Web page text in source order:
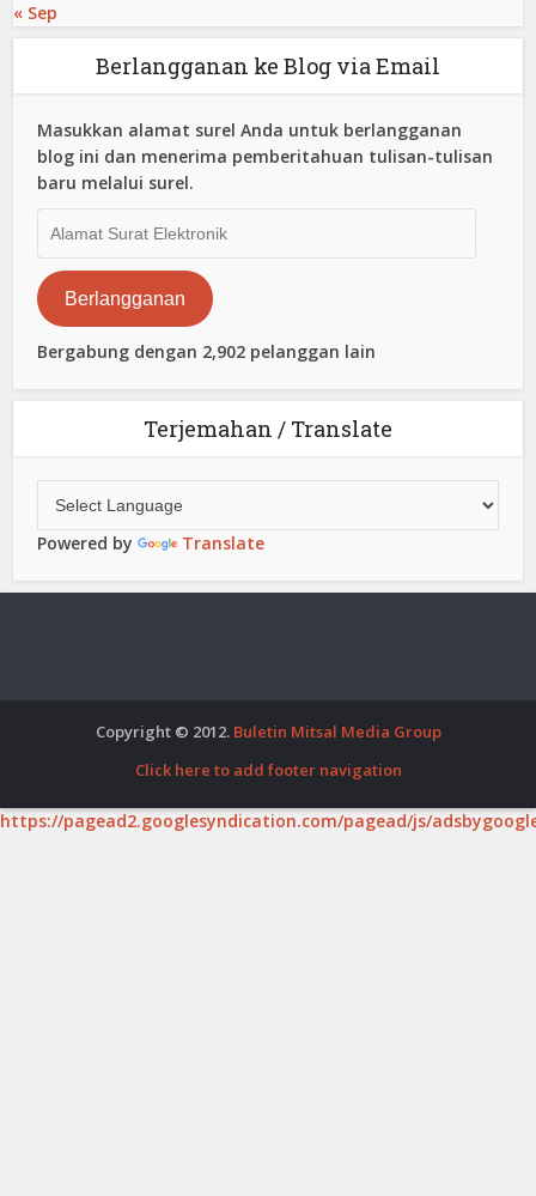
« Sep
Berlangganan ke Blog via Email
Masukkan alamat surel Anda untuk berlangganan
blog ini dan menerima pemberitahuan tulisan-tulisan
baru melalui surel.
Surat
Elektronik
Berlangganan
Bergabung dengan 2,902 pelanggan lain
Terjemahan / Translate
Powered by Translate
Copyright © 2012. Buletin Mitsal Media Group
Click here to add footer navigation
https://pagead2.googlesyndication.com/pagead/js/